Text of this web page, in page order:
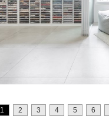
1 2 3 4 5 6